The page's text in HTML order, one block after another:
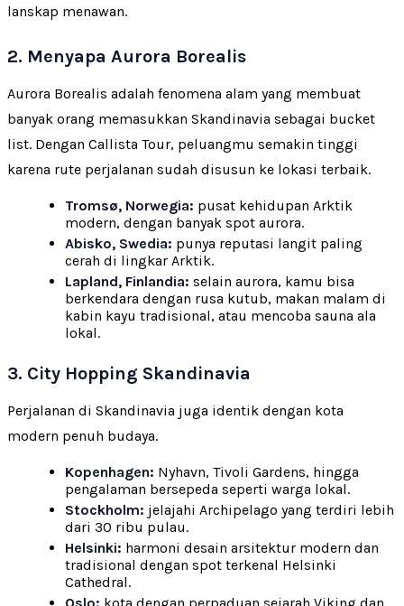
lanskap menawan.
2. Menyapa Aurora Borealis
Aurora Borealis adalah fenomena alam yang membuat
banyak orang memasukkan Skandinavia sebagai bucket
list. Dengan Callista Tour, peluangmu semakin tinggi
karena rute perjalanan sudah disusun ke lokasi terbaik.
Tromsø, Norwegia: pusat kehidupan Arktik
modern, dengan banyak spot aurora.
Abisko, Swedia: punya reputasi langit paling
cerah di lingkar Arktik.
Lapland, Finlandia: selain aurora, kamu bisa
berkendara dengan rusa kutub, makan malam di
kabin kayu tradisional, atau mencoba sauna ala
lokal.
3. City Hopping Skandinavia
Perjalanan di Skandinavia juga identik dengan kota
modern penuh budaya.
Kopenhagen: Nyhavn, Tivoli Gardens, hingga
pengalaman bersepeda seperti warga lokal.
Stockholm: jelajahi Archipelago yang terdiri lebih
dari 30 ribu pulau.
Helsinki: harmoni desain arsitektur modern dan
tradisional dengan spot terkenal Helsinki
Cathedral.